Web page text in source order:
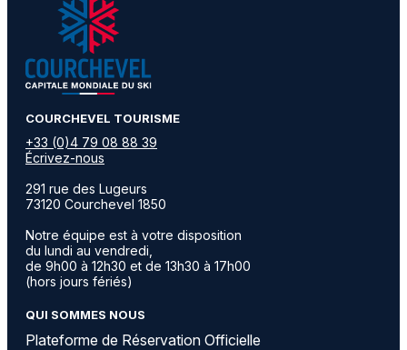
​COURCHEVEL TOURISME
+33 (0)4 79 08 88 39
Écrivez-nous
291 rue des Lugeurs
73120 Courchevel 1850
Notre équipe est à votre disposition
du lundi au vendredi,
de 9h00 à 12h30 et de 13h30 à 17h00
(hors jours fériés)
QUI SOMMES NOUS
Plateforme de Réservation Officielle